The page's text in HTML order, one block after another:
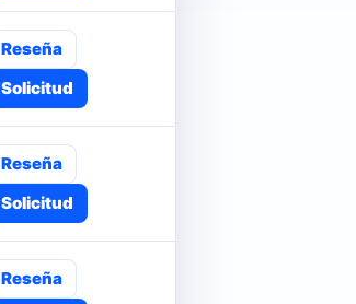
Reseña
Solicitud
Reseña
Solicitud
Reseña